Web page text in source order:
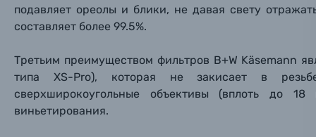
Аксессуары для фото и видеокамер
Оптические приборы
Электроника
Вами с
Имя*
подавляет ореолы и блики, не давая свету
составляет более 99.5%.
Третьим преимуществом фильтров B+W Käsemann
типа XS-Pro), которая не закисает в
сверхширокоугольные объективы (вплоть до
виньетирования.